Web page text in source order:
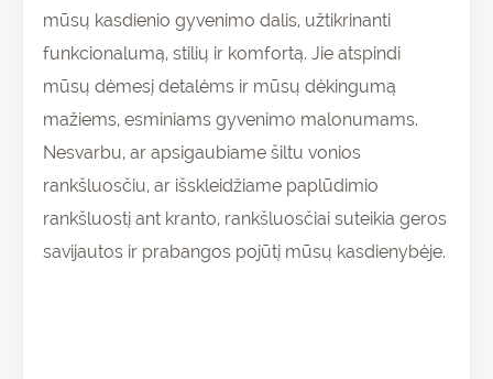
mūsų kasdienio gyvenimo dalis, užtikrinanti
funkcionalumą, stilių ir komfortą. Jie atspindi
mūsų dėmesį detalėms ir mūsų dėkingumą
mažiems, esminiams gyvenimo malonumams.
Nesvarbu, ar apsigaubiame šiltu vonios
rankšluosčiu, ar išskleidžiame paplūdimio
rankšluostį ant kranto, rankšluosčiai suteikia geros
savijautos ir prabangos pojūtį mūsų kasdienybėje.